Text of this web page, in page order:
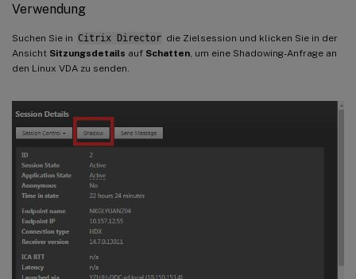
Verwendung
Suchen Sie in Citrix Director die Zielsession und klicken Sie in der
Ansicht Sitzungsdetails auf Schatten , um eine Shadowing-Anfrage an
den Linux VDA zu senden.